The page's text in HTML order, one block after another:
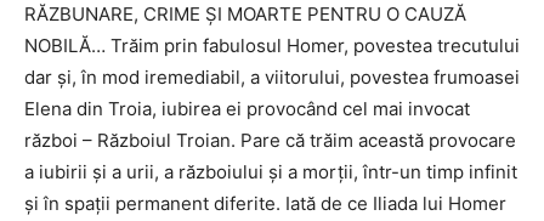
RĂZBUNARE, CRIME ŞI MOARTE PENTRU O CAUZĂ
NOBILĂ… Trăim prin fabulosul Homer, povestea trecutului
dar şi, în mod iremediabil, a viitorului, povestea frumoasei
Elena din Troia, iubirea ei provocând cel mai invocat
război – Războiul Troian. Pare că trăim această provocare
a iubirii şi a urii, a războiului şi a morţii, într-un timp infinit
şi în spaţii permanent diferite. Iată de ce Iliada lui Homer